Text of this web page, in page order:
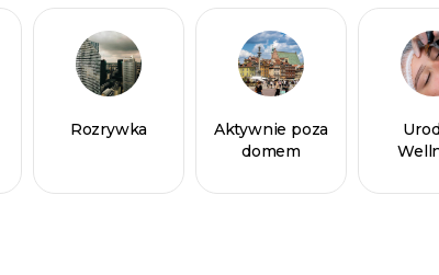
Rozrywka
Aktywnie poza
domem